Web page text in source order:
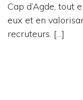
Cap d’Agde, tout
eux et en
recruteurs. […]